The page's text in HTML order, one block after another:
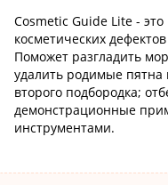
Cosmetic Guide Lite -
косметических
Поможет разгладить
удалить родимые пятна
второго подбородка;
демонстрационные
инструментами.